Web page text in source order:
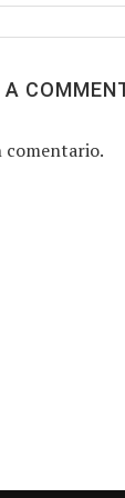
A
comentario.